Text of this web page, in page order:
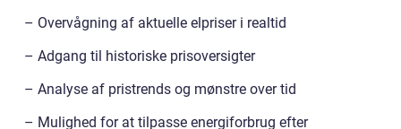
– Overvågning af aktuelle elpriser i realtid
– Adgang til historiske prisoversigter
– Analyse af pristrends og mønstre over tid
– Mulighed for at tilpasse energiforbrug efter